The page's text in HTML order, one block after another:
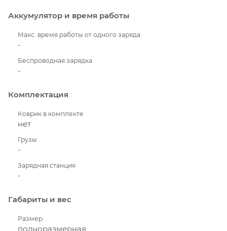
Аккумулятор и время работы
Макс. время работы от одного заряда
-
Беспроводная зарядка
-
Комплектация
Коврик в комплекте
нет
Грузы
-
Зарядная станция
-
Габариты и вес
Размер
полноразмерная